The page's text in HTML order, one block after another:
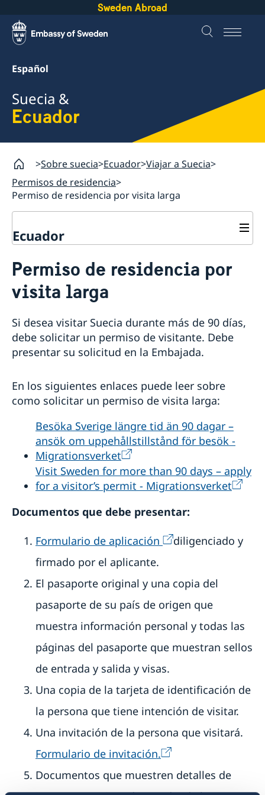
Sweden Abroad
Español
Suecia &
Ecuador
Sobre suecia Ecuador Viajar a Suecia
Permisos de residencia
Permiso de residencia por visita larga
Ecuador
Visitar Suecia
Información para ciudadanos que no requieren visa
Información sobre visa Schengen
Estadía superior a 90 días
Permisos de residencia
Vivir con alguien en Suecia
Trabajar en Suecia
Permiso de residencia como Au Pair
¿Por qué estudiar en Suecia?
Asilo en Suecia
Procesamiento de datos personales
Permiso de residencia por
visita larga
Si desea visitar Suecia durante más de 90 días,
debe solicitar un permiso de visitante. Debe
presentar su solicitud en la Embajada.
En los siguientes enlaces puede leer sobre
como solicitar un permiso de visita larga:
Besöka Sverige längre tid än 90 dagar –
ansök om uppehållstillstånd för besök -
Migrationsverket
Visit Sweden for more than 90 days – apply
for a visi­tor’s permit - Migrationsverket
Documentos que debe presentar:
Formulario de aplicación
diligenciado y
firmado por el aplicante.
El pasaporte original y una copia del
pasaporte de su país de origen que
muestra información personal y todas las
páginas del pasaporte que muestran sellos
de entrada y salida y visas.
Una copia de la tarjeta de identificación de
la persona que tiene intención de visitar.
Una invitación de la persona que visitará.
Formulario de invitación.
Documentos que muestren detalles de